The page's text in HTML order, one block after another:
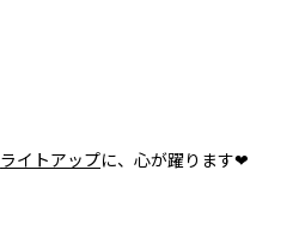
ライトアップに、心が躍ります❤